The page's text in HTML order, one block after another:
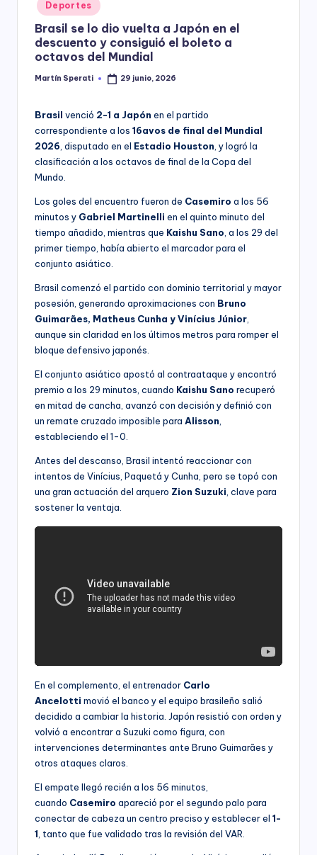
y
in
Deportes
Brasil se lo dio vuelta a Japón en el
descuento y consiguió el boleto a
octavos del Mundial
Posted
Martín Sperati 29 junio, 2026
Brasil venció 2-1 a Japón en el partido
correspondiente a los 16avos de final del Mundial
2026 , disputado en el Estadio Houston , y logró la
clasificación a los octavos de final de la Copa del
Mundo.
Los goles del encuentro fueron de Casemiro a los 56
minutos y Gabriel Martinelli en el quinto minuto del
tiempo añadido, mientras que Kaishu Sano , a los 29 del
primer tiempo, había abierto el marcador para el
conjunto asiático.
Brasil comenzó el partido con dominio territorial y mayor
posesión, generando aproximaciones con Bruno
Guimarães, Matheus Cunha y Vinícius Júnior
aunque sin claridad en los últimos metros para romper el
bloque defensivo japonés.
El conjunto asiático apostó al contraataque y encontró
premio a los 29 minutos, cuando Kaishu Sano recuperó
en mitad de cancha, avanzó con decisión y definió con
un remate cruzado imposible para Alisson
estableciendo el 1-0.
Antes del descanso, Brasil intentó reaccionar con
intentos de Vinícius, Paquetá y Cunha, pero se topó con
una gran actuación del arquero Zion Suzuki , clave para
sostener la ventaja.
En el complemento, el entrenador Carlo
Ancelotti movió el banco y el equipo brasileño salió
decidido a cambiar la historia. Japón resistió con orden y
volvió a encontrar a Suzuki como figura, con
intervenciones determinantes ante Bruno Guimarães y
otros ataques claros.
El empate llegó recién a los 56 minutos,
cuando Casemiro apareció por el segundo palo para
conectar de cabeza un centro preciso y establecer el 1-
1 , tanto que fue validado tras la revisión del VAR.